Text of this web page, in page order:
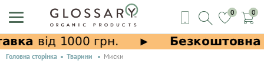
0 0
Головна сторінка Тварини Миски